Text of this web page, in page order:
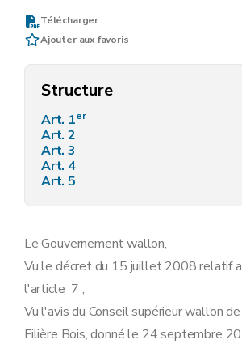
Télécharger
Ajouter aux favoris
Structure
Art. 1er
Art. 2
Art. 3
Art. 4
Art. 5
Le Gouvernement wallon,
Vu le décret du 15 juillet 2008 relatif
l'article 7 ;
Vu l'avis du Conseil supérieur wallon
Filière Bois, donné le 24 septembre